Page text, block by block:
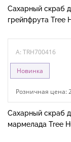
Сахарный скраб
грейпфрута Tree
A: TRH700416
Новинка
Розничная цена:
Сахарный скраб
мармелада Tree